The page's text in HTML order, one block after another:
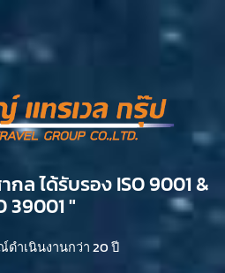
ล ได้รับรอง ISO 9001 &
39001 "​
ดำเนินงานกว่า 20 ปี